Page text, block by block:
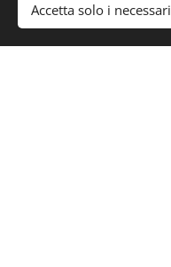
Accetta solo i necessari